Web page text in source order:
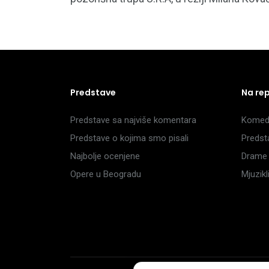
Predstave
Predstave sa najviše komentara
Predstave o kojima smo pisali
Najbolje ocenjene
Opere u Beogradu
Na